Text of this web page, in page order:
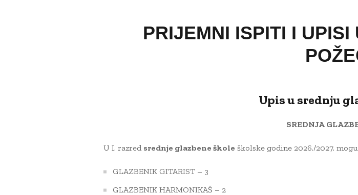
PRIJEMNI ISPITI I
Upis u srednju
SREDNJA
U I. razred srednje glazbene škole školske godine 2026./2027.
GLAZBENIK GITARIST – 3
GLAZBENIK HARMONIKAŠ – 2